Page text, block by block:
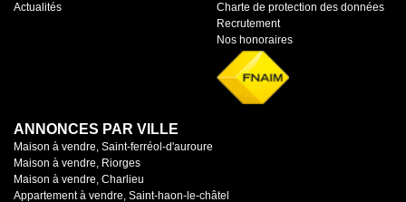
Actualités
Charte de protection des données
Recrutement
Nos honoraires
ANNONCES PAR VILLE
Maison à vendre, Saint-ferréol-d'auroure
Maison à vendre, Riorges
Maison à vendre, Charlieu
Appartement à vendre, Saint-haon-le-châtel